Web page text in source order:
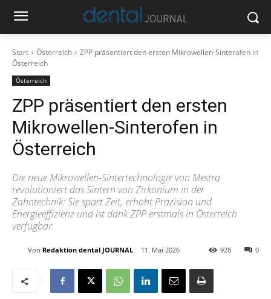
Start Österreich
ZPP präsentiert den ersten Mikrowellen-Sinterofen in
Österreich
Österreich
ZPP präsentiert den ersten
Mikrowellen-Sinterofen in
Österreich
Die neue Mikrowellen-Sintertechnologie von Mestra
revolutioniert das Sintern von Zirkonium in der
Zahntechnik: Sie spart Zeit, erhöht Präzision und
Energieeffizienz und ist dank ZPP erstmals in Österreich
verfügbar.
Von Redaktion dental JOURNAL 11. Mai 2026 0
928